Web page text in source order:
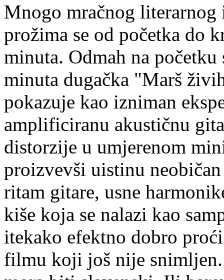
Mnogo mračnog literarnog
prožima se od početka do
minuta. Odmah na
minuta dugačka "Marš
pokazuje kao izniman
amplificiranu akustičnu
distorzije u umjerenom
proizvevši uistinu
ritam gitare, usne
kiše koja se nalazi kao
itekako efektno dobro
filmu koji još nije